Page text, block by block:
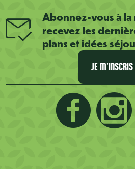
Abonnez-vous à
recevez les
plans et idées
JE